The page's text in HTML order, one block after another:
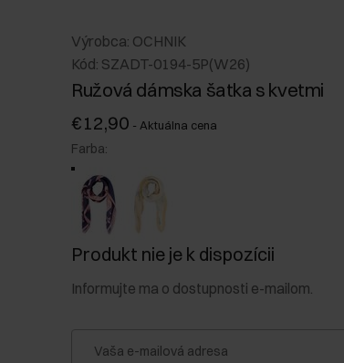
Výrobca: OCHNIK
Kód: SZADT-0194-5P(W26)
Ružová dámska šatka s kvetmi
€12,90 - Aktuálna cena
Farba:
Produkt nie je k dispozícii
Informujte ma o dostupnosti e-mailom.
Vaša e-mailová adresa